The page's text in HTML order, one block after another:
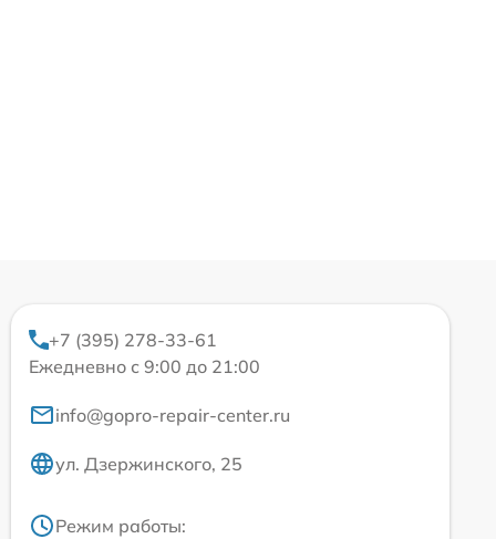
+7 (395) 278-33-61
Ежедневно с 9:00 до 21:00
info@gopro-repair-center.ru
ул. Дзержинского, 25
Режим работы: